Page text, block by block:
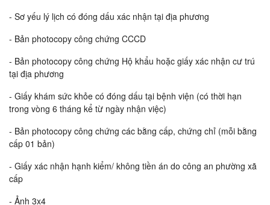
- Sơ yếu lý lịch có đóng dấu xác nhận tại địa phương
- Bản photocopy công chứng CCCD
- Bản photocopy công chứng Hộ khẩu hoặc giấy xác nhận cư trú
tại địa phương
- Giấy khám sức khỏe có đóng dấu tại bệnh viện (có thời hạn
trong vòng 6 tháng kể từ ngày nhận việc)
- Bản photocopy công chứng các bằng cấp, chứng chỉ (mỗi bằng
cấp 01 bản)
- Giấy xác nhận hạnh kiểm/ không tiền án do công an phường xã
cấp
- Ảnh 3x4